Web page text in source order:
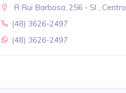
R Rui Barbosa, 256 - Sl , Centro
(48) 3626-2497
(48) 3626-2497